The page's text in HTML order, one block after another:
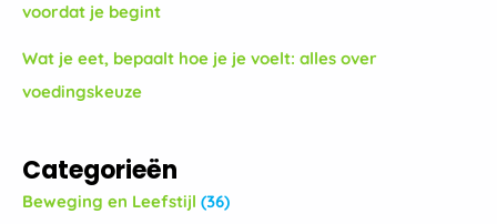
voordat je begint
Wat je eet, bepaalt hoe je je voelt: alles over
voedingskeuze
Categorieën
Beweging en Leefstijl (36)